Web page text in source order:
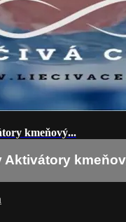
kmeňový...
Aktivátory